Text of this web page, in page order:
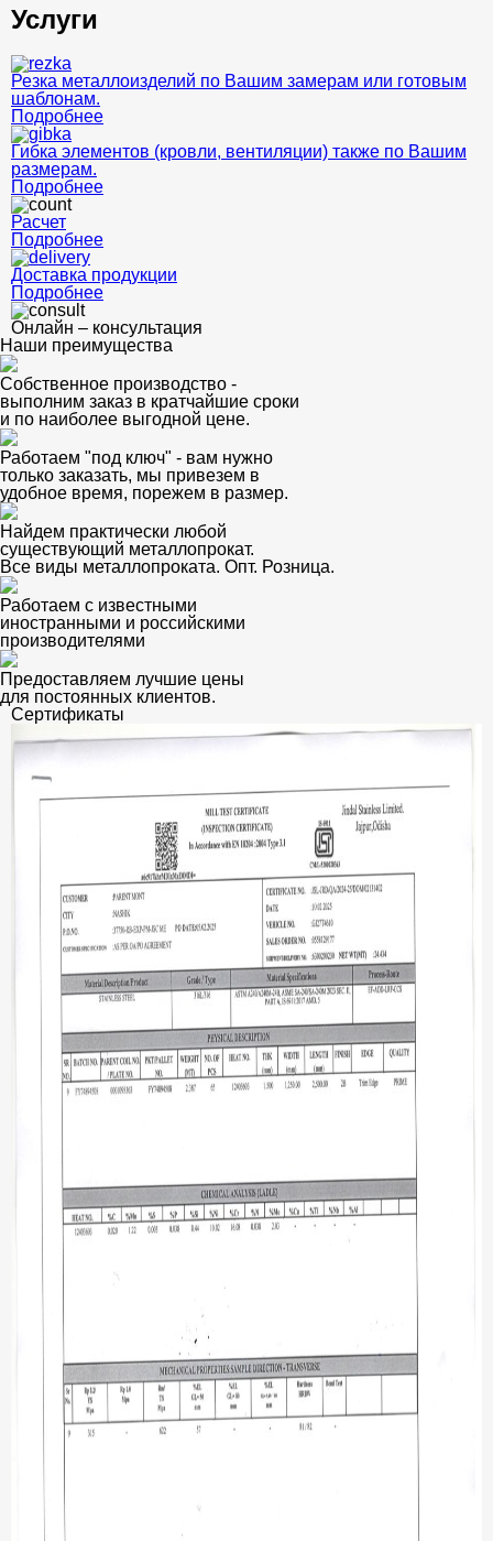
Услуги
Резка металлоизделий по Вашим замерам или готовым
шаблонам.
Подробнее
Гибка элементов (кровли, вентиляции) также по Вашим
размерам.
Подробнее
Расчет
Подробнее
Доставка продукции
Подробнее
Онлайн – консультация
Наши преимущества
Собственное производство -
выполним заказ в кратчайшие сроки
и по наиболее выгодной цене.
Работаем "под ключ" - вам нужно
только заказать, мы привезем в
удобное время, порежем в размер.
Найдем практически любой
существующий металлопрокат.
Все виды металлопроката. Опт. Розница.
Работаем с известными
иностранными и российскими
производителями
Предоставляем лучшие цены
для постоянных клиентов.
Сертификаты